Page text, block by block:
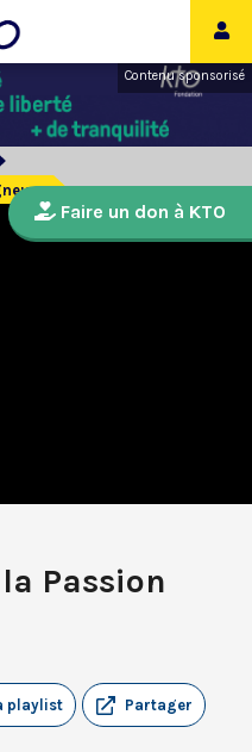
Contenu sponsorisé
Passion
Partager
playlist
Faire un don à KTO